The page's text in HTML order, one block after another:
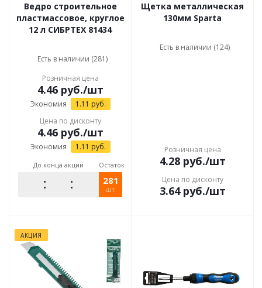
Ведро строительное
пластмассовое, круглое
12 л СИБРТЕХ 81434
Есть в наличии (281)
Розничная цена
4.46руб./шт
Экономия 1.11 руб.
Цена по дисконту
4.46руб./шт
Экономия 1.11 руб.
До конца акции Остаток
281
шт.
Щетка металлическая
130мм Sparta
Есть в наличии (124)
Розничная цена
4.28руб./шт
Цена по дисконту
3.64руб./шт
АКЦИЯ